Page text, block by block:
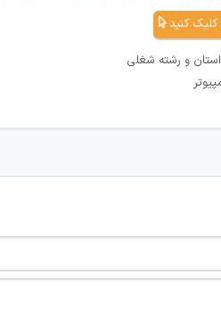
کلیک کنید
و رشته شغلی